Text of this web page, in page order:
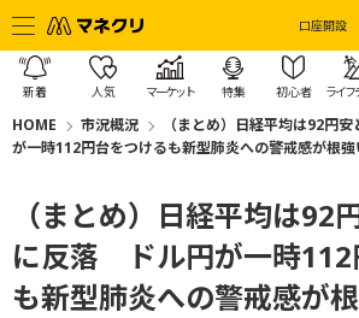
口座開設
新着 人気 マーケット 特集 初心者 ライフ
HOME 市況概況
（まとめ）日経平均は92円
が一時112円台をつけるも新型肺炎への警戒感が根強
（まとめ）日経平均は92
に反落 ドル円が一時112
も新型肺炎への警戒感が